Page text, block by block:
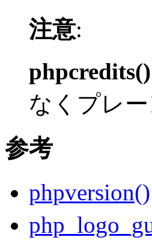
注意:
phpcredits()
なくプレ
参考
phpversion()